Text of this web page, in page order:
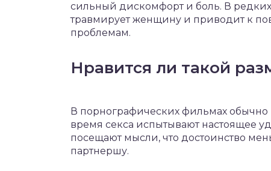
сильный дискомфорт и боль. В редких
травмирует женщину и приводит к
проблемам.
Нравится ли такой
В порнографических фильмах
время секса испытывают настоящее
посещают мысли, что достоинство
партнершу.